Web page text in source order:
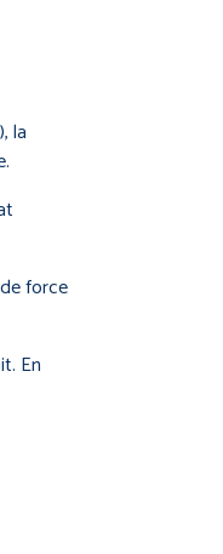
la
force
En